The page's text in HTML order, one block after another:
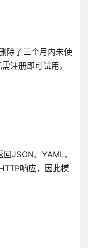
除了三个月内未使
注册即可试用。
JSON、YAML、
响应，因此模